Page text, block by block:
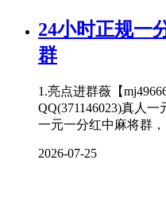
24小时正规一
群
1.亮点进群薇【
QQ(371146023)真人
一元一分红中麻将群
2026-07-25